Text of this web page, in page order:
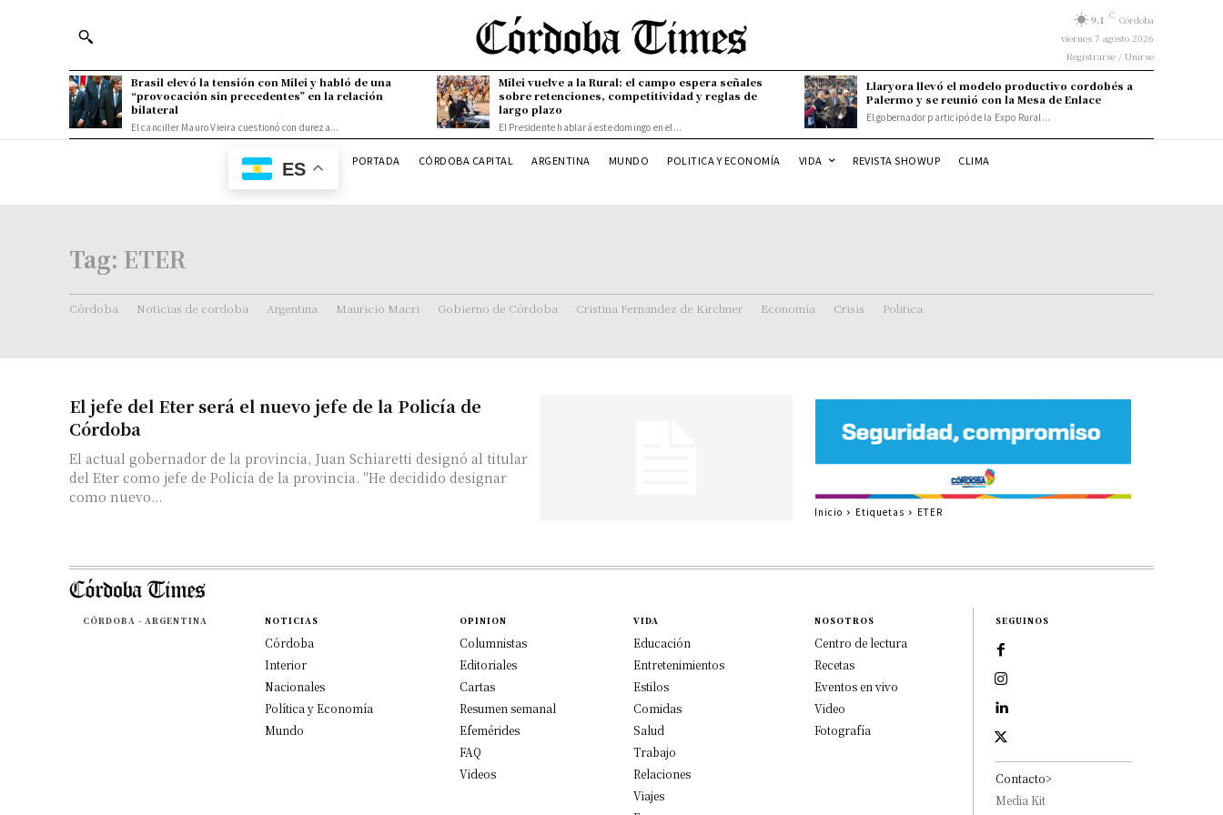
9.1 C Córdoba
viernes 7 agosto 2026
Registrarse / Unirse
Brasil elevó la tensión con Milei y habló de una
“provocación sin precedentes” en la relación
bilateral
El canciller Mauro Vieira cuestionó con dureza...
Milei vuelve a la Rural: el campo espera señales
sobre retenciones, competitividad y reglas de
largo plazo
El Presidente hablará este domingo en el...
Llaryora llevó el modelo productivo cordobés a
Palermo y se reunió con la Mesa de Enlace
El gobernador participó de la Expo Rural...
ES PORTADA CÓRDOBA CAPITAL ARGENTINA MUNDO POLITICA Y ECONOMÍA VIDA REVISTA SHOWUP CLIMA
Tag: ETER
Córdoba Noticias de cordoba Argentina Mauricio Macri Gobierno de Córdoba Cristina Fernandez de Kirchner Economía Crisis Politica
El jefe del Eter será el nuevo jefe de la Policía de
Córdoba
El actual gobernador de la provincia, Juan Schiaretti designó al titular
del Eter como jefe de Policía de la provincia. "He decidido designar
como nuevo...
Inicio Etiquetas ETER
CÓRDOBA - ARGENTINA NOTICIAS
Córdoba
Interior
Nacionales
Política y Economía
Mundo
OPINION
Columnistas
Editoriales
Cartas
Resumen semanal
Efemérides
FAQ
Videos
VIDA
Educación
Entretenimientos
Estilos
Comidas
Salud
Trabajo
Relaciones
Viajes
NOSOTROS
Centro de lectura
Recetas
Eventos en vivo
Video
Fotografía
SEGUINOS
Contacto>
Media Kit